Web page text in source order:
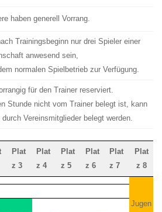
haben generell Vorrang.
Trainingsbeginn nur drei Spieler einer
anwesend sein,
normalen Spielbetrieb zur Verfügung.
für den Trainer reserviert.
Stunde nicht vom Trainer belegt ist, kann
Vereinsmitglieder belegt werden.
Plat
z 3
Plat
z 4
Plat
z 5
Plat
z 6
Plat
z 7
Plat
z 8
Jugen